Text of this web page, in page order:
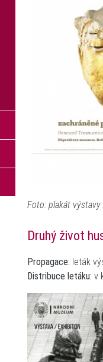
Foto: plakát výstavy
Druhý život
Propagace: leták
Distribuce letáku: v